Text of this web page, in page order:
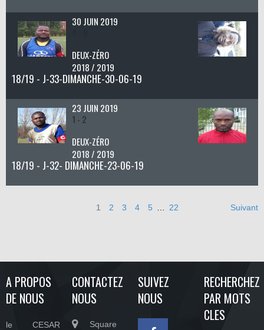
30 JUIN 2019
DEUX-ZÉRO
2018 / 2019
18/19 - J-33-DIMANCHE-30-06-19
23 JUIN 2019
1 - 2
DEUX-ZÉRO
2018 / 2019
18/19 - J-32- DIMANCHE-23-06-19
1 2 3 4 5 22 Suivant
A PROPOS
DE NOUS
le CESAR
CONTACTEZ
NOUS
Square
SUIVEZ
NOUS
RECHERCHEZ
PAR MOTS
CLES